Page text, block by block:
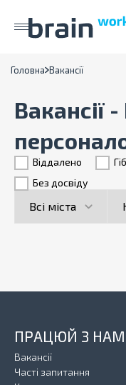
Головна Вакансії
Вакансії
Віддалено
Без досвіду
ПРАЦЮЙ З
Вакансії
Часті запитання